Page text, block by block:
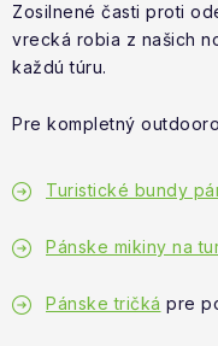
DOPLNKY
NAŠE SLUŽBY
VÝPREDAJ
ZNAČKY
Vrátenie a výmena
Zosilnené časti proti
vrecká robia z našich
každú túru.
Pre kompletný
Turistické bundy
Pánske mikiny na
Pánske tričká pre